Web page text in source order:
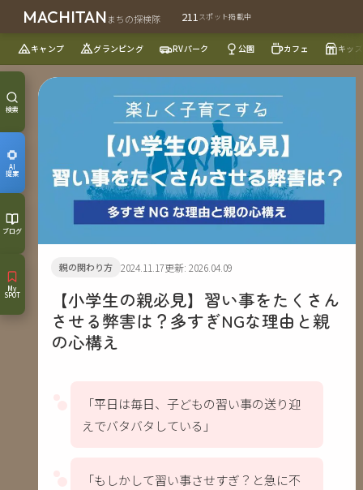
MACHITANまちの探検隊 211スポット掲載中
キャンプ グランピング RVパーク 公園 カフェ キッ
検索
AI
提案
ブログ
My
SPOT
親の関わり方 2024.11.17更新: 2026.04.09
【小学生の親必見】習い事をたくさん
させる弊害は？多すぎNGな理由と親
の心構え
「平日は毎日、子どもの習い事の送り迎
えでバタバタしている」
「もしかして習い事させすぎ？と急に不